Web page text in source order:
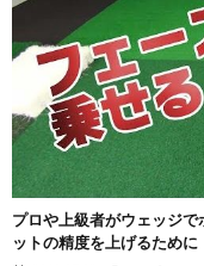
プロや上級者がウェッジ
ットの精度を上げるため